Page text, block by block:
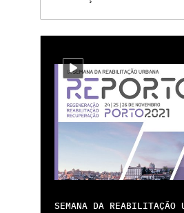
i-video
SEMANA DA REABILITAÇÃO